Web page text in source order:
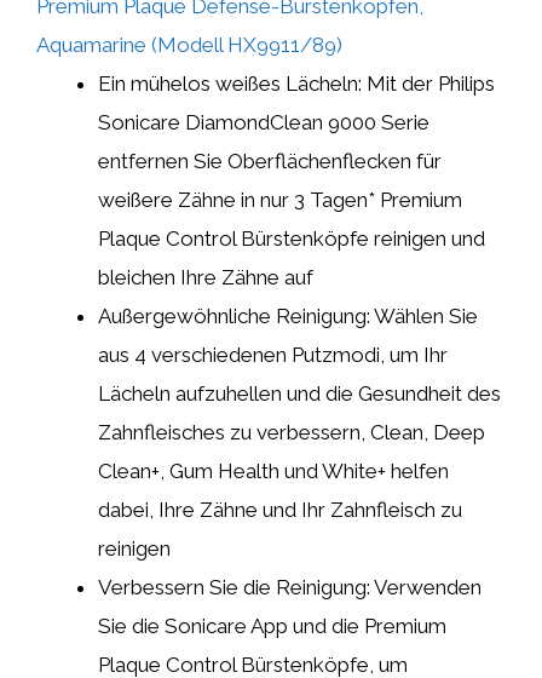
Premium Plaque Defense-Bürstenköpfen,
Aquamarine (Modell HX9911/89)
Ein mühelos weißes Lächeln: Mit der Philips
Sonicare DiamondClean 9000 Serie
entfernen Sie Oberflächenflecken für
weißere Zähne in nur 3 Tagen* Premium
Plaque Control Bürstenköpfe reinigen und
bleichen Ihre Zähne auf
Außergewöhnliche Reinigung: Wählen Sie
aus 4 verschiedenen Putzmodi, um Ihr
Lächeln aufzuhellen und die Gesundheit des
Zahnfleisches zu verbessern, Clean, Deep
Clean+, Gum Health und White+ helfen
dabei, Ihre Zähne und Ihr Zahnfleisch zu
reinigen
Verbessern Sie die Reinigung: Verwenden
Sie die Sonicare App und die Premium
Plaque Control Bürstenköpfe, um